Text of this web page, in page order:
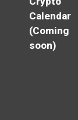
Calendar
(Coming
soon)